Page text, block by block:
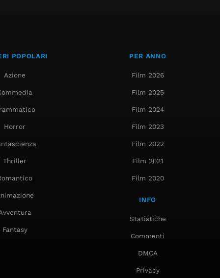
POPOLARI
Azione
Horror
Thriller
Fantasy
PER ANNO
Film 2026
Film 2025
Film 2024
Film 2023
Film 2022
Film 2021
Film 2020
INFO
Statistiche
Commenti
DMCA
Privacy